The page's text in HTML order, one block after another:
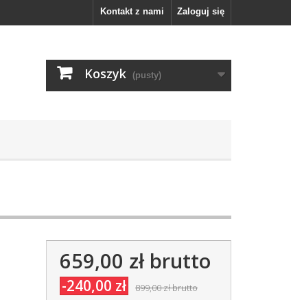
Zaloguj się
Kontakt z nami
Koszyk (pusty)
659,00 złbrutto
-240,00 zł 899,00 złbrutto